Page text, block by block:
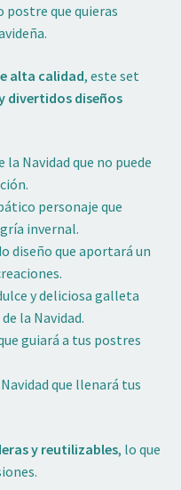
postre que quieras
alta calidad, este set
divertidos diseños
la Navidad que no puede
personaje que
invernal.
diseño que aportará un
y deliciosa galleta
la Navidad.
guiará a tus postres
que llenará tus
y reutilizables, lo que